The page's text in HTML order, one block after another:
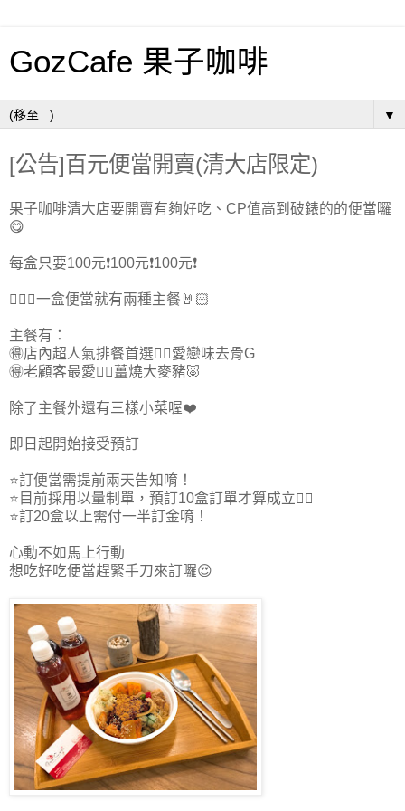
GozCafe 果子咖啡
▼
[公告]百元便當開賣(清大店限定)
果子咖啡清大店要開賣有夠好吃、CP值高到破錶的的便當囉
😋
每盒只要100元❗️100元❗️100元❗️
🙋🏼‍♀一盒便當就有兩種主餐🤘🏻
主餐有：
🉐️店內超人氣排餐首選👉🏻愛戀味去骨G
🉐️老顧客最愛👉🏻薑燒大麥豬🐷
除了主餐外還有三樣小菜喔❤️
即日起開始接受預訂
⭐️訂便當需提前兩天告知唷！
⭐️目前採用以量制單，預訂10盒訂單才算成立☝🏻
⭐️訂20盒以上需付一半訂金唷！
心動不如馬上行動
想吃好吃便當趕緊手刀來訂囉😍